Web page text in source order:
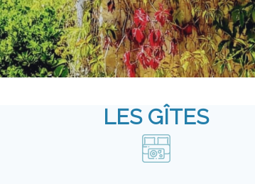
LES GÎTES